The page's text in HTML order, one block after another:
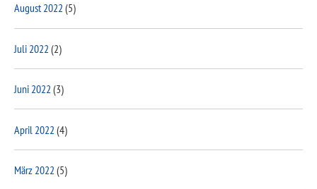
August 2022 (5)
Juli 2022 (2)
Juni 2022 (3)
April 2022 (4)
März 2022 (5)